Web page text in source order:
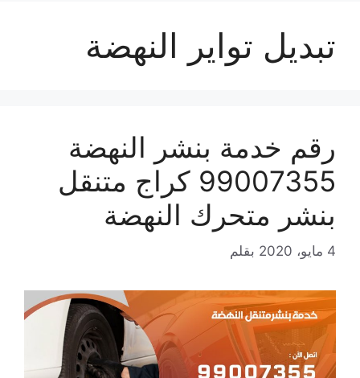
تبديل تواير النهضة
رقم خدمة بنشر النهضة
99007355 كراج متنقل
بنشر متحرك النهضة
4 مايو، 2020 بقلم